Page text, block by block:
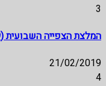
3
המלצת הצפייה השבועית (21.2.19)
21/02/2019
4